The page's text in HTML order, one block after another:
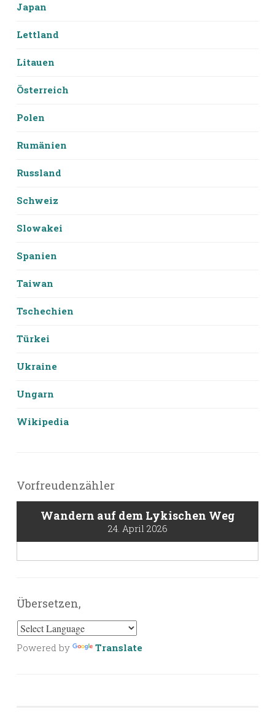
Japan
Lettland
Litauen
Österreich
Polen
Rumänien
Russland
Schweiz
Slowakei
Spanien
Taiwan
Tschechien
Türkei
Ukraine
Ungarn
Wikipedia
Vorfreudenzähler
Wandern auf dem Lykischen Weg
24. April 2026
Übersetzen,
Powered by Translate